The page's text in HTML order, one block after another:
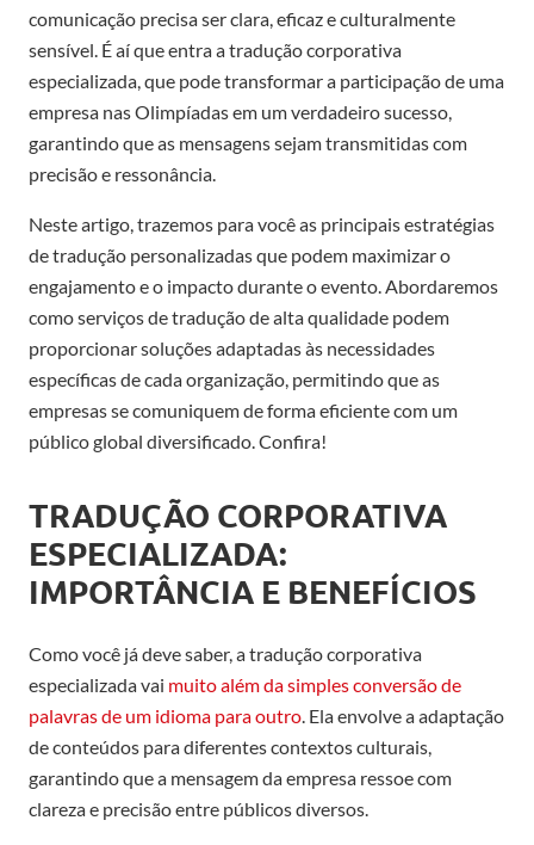
comunicação precisa ser clara, eficaz e culturalmente
sensível. É aí que entra a tradução corporativa
especializada, que pode transformar a participação de uma
empresa nas Olimpíadas em um verdadeiro sucesso,
garantindo que as mensagens sejam transmitidas com
precisão e ressonância.
Neste artigo, trazemos para você as principais estratégias
de tradução personalizadas que podem maximizar o
engajamento e o impacto durante o evento. Abordaremos
como serviços de tradução de alta qualidade podem
proporcionar soluções adaptadas às necessidades
específicas de cada organização, permitindo que as
empresas se comuniquem de forma eficiente com um
público global diversificado. Confira!
TRADUÇÃO CORPORATIVA
ESPECIALIZADA:
IMPORTÂNCIA E BENEFÍCIOS
Como você já deve saber, a tradução corporativa
especializada vai muito além da simples conversão de
palavras de um idioma para outro. Ela envolve a adaptação
de conteúdos para diferentes contextos culturais,
garantindo que a mensagem da empresa ressoe com
clareza e precisão entre públicos diversos.